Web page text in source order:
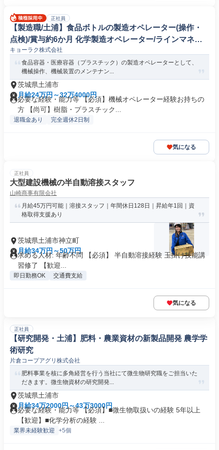
正社員
【製造職/土浦】食品ボトルの製造オペレーター(操作・
点検)/賞与約6か月 化学製造オペレーター/ラインマネー
ジャー
キョーラク株式会社
食品容器・医療容器（プラスチック）の製造オペレーターとして、
機械操作、機械装置のメンテナン...
茨城県土浦市
月給24万円～32万4000円
必要な経験・能力等 【必須】機械オペレーター経験お持ちの
方 【尚可】樹脂・プラスチック...
退職金あり 完全週休2日制
気になる
正社員
大型建設機械の半自動溶接スタッフ
山崎商事有限会社
月給45万円可能｜溶接スタッフ｜年間休日128日｜昇給年1回｜資
格取得支援あり
茨城県土浦市神立町
月給34万円～50万円
求める人材: 年齢不問 【必須】 半自動溶接経験 玉掛け技能講
習修了 【歓迎...
即日勤務OK 交通費支給
気になる
正社員
【研究開発・土浦】肥料・農業資材の新製品開発 農学学
術研究
片倉コープアグリ株式会社
肥料事業を核に多角経営を行う当社にて微生物研究職をご担当いた
だきます。微生物資材の研究開発...
茨城県土浦市
月給34万2000円～43万3000円
必要な経験・能力等 【必須】■微生物取扱いの経験 5年以上
【歓迎】■化学分析の経験 ...
業界未経験歓迎 +5個